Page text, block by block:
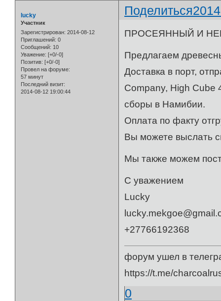
Поделиться
lucky
Участник
Зарегистрирован: 2014-08-12
Приглашений: 0
Сообщений: 10
Уважение: [+0/-0]
Позитив: [+0/-0]
Провел на форуме:
57 минут
Последний визит:
2014-08-12 19:00:44
ПРОСЕЯННЫЙ И
Предлагаем
Доставка в порт,
Company, High Cube
сборы в Намибии.
Оплата по факту
Вы можете выслать
Мы также можем
С уважением
Lucky
+27766192368
форум ушел в
https://t.me/
0